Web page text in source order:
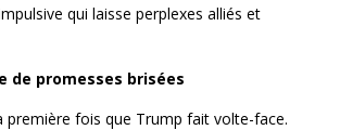
qui laisse perplexes alliés et
de promesses brisées
première fois que Trump fait volte-face.